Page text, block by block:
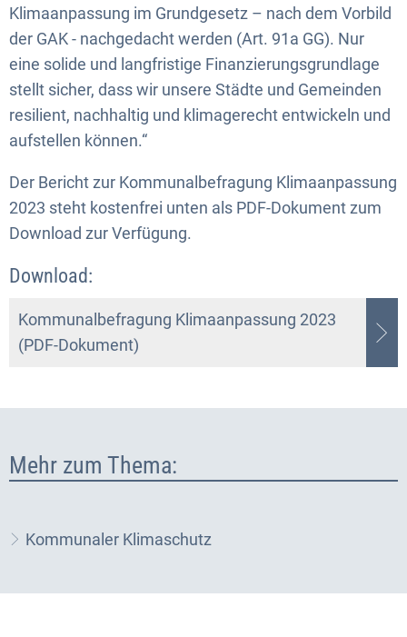
Klimaanpassung im Grundgesetz – nach dem Vorbild
der GAK - nachgedacht werden (Art. 91a GG). Nur
eine solide und langfristige Finanzierungsgrundlage
stellt sicher, dass wir unsere Städte und Gemeinden
resilient, nachhaltig und klimagerecht entwickeln und
aufstellen können.“
Der Bericht zur Kommunalbefragung Klimaanpassung
2023 steht kostenfrei unten als PDF-Dokument zum
Download zur Verfügung.
Download:
Kommunalbefragung Klimaanpassung 2023
(PDF-Dokument)
Mehr zum Thema:
Kommunaler Klimaschutz